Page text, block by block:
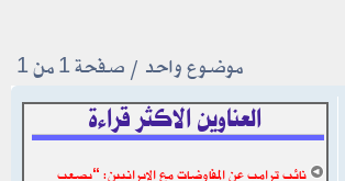
موضوع واحد • صفحة1من1
العناوين الاكثر قراءة
نائب ترامب عن المفاوضات مع الإيرانيين: “يصعب